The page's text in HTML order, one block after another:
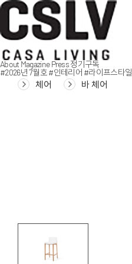
About Magazine Press정기구독
#2026년 7월호#인테리어 #라이프스타일
체어 바 체어